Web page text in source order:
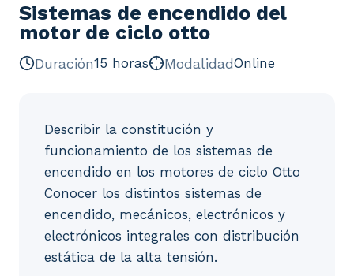
Sistemas de encendido del
motor de ciclo otto
Duración15 horas ModalidadOnline
Describir la constitución y
funcionamiento de los sistemas de
encendido en los motores de ciclo Otto
Conocer los distintos sistemas de
encendido, mecánicos, electrónicos y
electrónicos integrales con distribución
estática de la alta tensión.